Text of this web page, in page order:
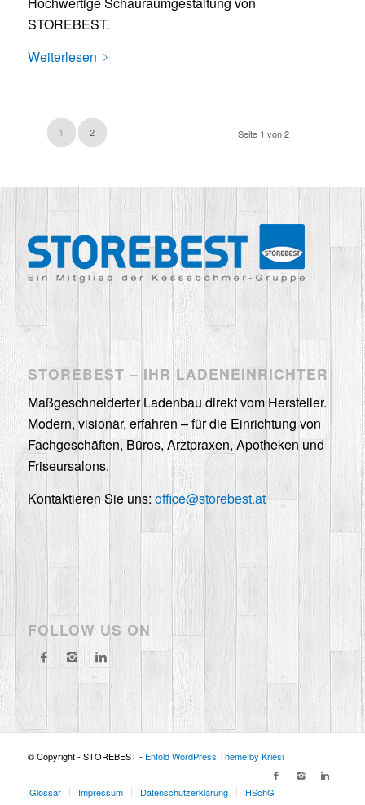
STOREBEST.
Weiterlesen
Seite 1 von 2
1 2
STOREBEST – IHR LADENEINRICHTER
Maßgeschneiderter Ladenbau direkt vom Hersteller.
Modern, visionär, erfahren – für die Einrichtung von
Fachgeschäften, Büros, Arztpraxen, Apotheken und
Friseursalons.
Kontaktieren Sie uns: office@storebest.at
FOLLOW US ON
© Copyright - STOREBEST - Enfold WordPress Theme by Kriesi
Glossar Impressum Datenschutzerklärung HSchG